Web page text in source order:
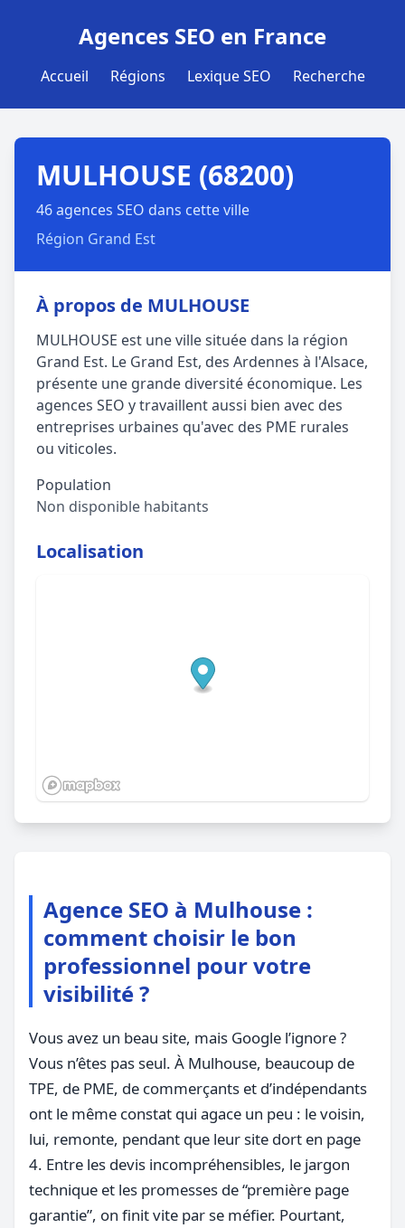
Agences SEO en France
Accueil Régions Lexique SEO Recherche
MULHOUSE (68200)
46 agences SEO dans cette ville
Région Grand Est
À propos de MULHOUSE
MULHOUSE est une ville située dans la région
Grand Est. Le Grand Est, des Ardennes à l'Alsace,
présente une grande diversité économique. Les
agences SEO y travaillent aussi bien avec des
entreprises urbaines qu'avec des PME rurales
ou viticoles.
Population
Non disponible habitants
Localisation
Agence SEO à Mulhouse :
comment choisir le bon
professionnel pour votre
visibilité ?
Vous avez un beau site, mais Google l’ignore ?
Vous n’êtes pas seul. À Mulhouse, beaucoup de
TPE, de PME, de commerçants et d’indépendants
ont le même constat qui agace un peu : le voisin,
lui, remonte, pendant que leur site dort en page
4. Entre les devis incompréhensibles, le jargon
technique et les promesses de “première page
garantie”, on finit vite par se méfier. Pourtant,